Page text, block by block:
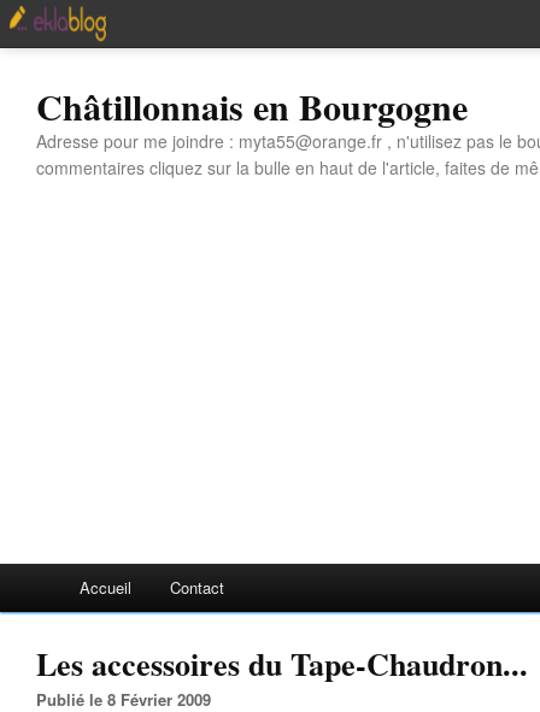
Châtillonnais en Bourgogne
Adresse pour me joindre : myta55@orange.fr , n'utilisez pas le
commentaires cliquez sur la bulle en haut de l'article, faites de
Accueil Contact
Les accessoires du Tape-Chaudron...
Publié le 8 Février 2009